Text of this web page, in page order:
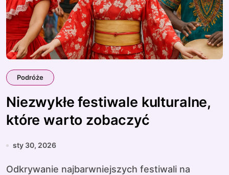
Podróże
Niezwykłe festiwale kulturalne,
które warto zobaczyć
sty 30, 2026
Odkrywanie najbarwniejszych festiwali na